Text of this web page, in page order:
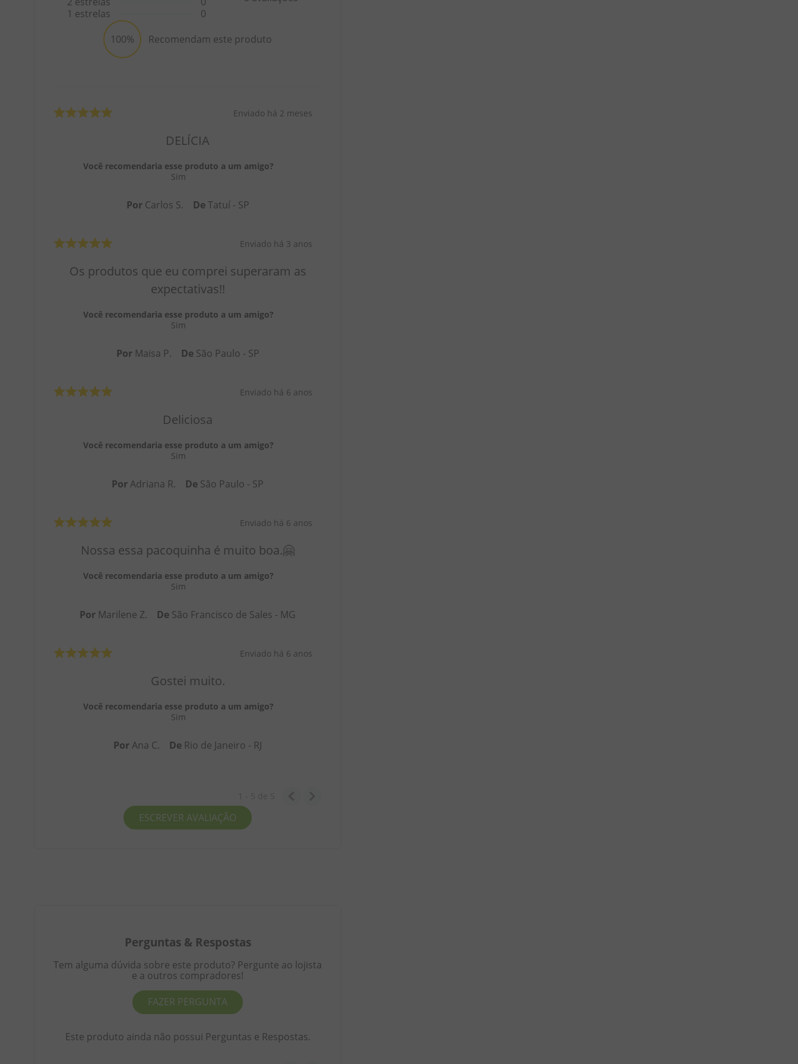
1 estrelas
0
100% Recomendam este produto
Enviado há 2 meses
DELÍCIA
Você recomendaria esse produto a um amigo?
Sim
Por Carlos S. DeTatuí - SP
Enviado há 3 anos
Os produtos que eu comprei superaram as
expectativas!!
Você recomendaria esse produto a um amigo?
Sim
Por Maisa P. De São Paulo - SP
Enviado há 6 anos
Deliciosa
Você recomendaria esse produto a um amigo?
Sim
PorAdriana R. De São Paulo - SP
Enviado há 6 anos
Nossa essa pacoquinha é muito boa.🤗
Você recomendaria esse produto a um amigo?
Sim
Por Marilene Z. De São Francisco de Sales - MG
Enviado há 6 anos
Gostei muito.
Você recomendaria esse produto a um amigo?
Sim
PorAna C. De Rio de Janeiro - RJ
ESCREVER AVALIAÇÃO
Perguntas & Respostas
Tem alguma dúvida sobre este produto? Pergunte ao lojista
e a outros compradores!
FAZER PERGUNTA
Este produto ainda não possui Perguntas e Respostas.